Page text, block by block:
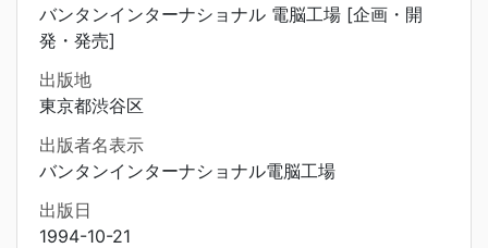
バンタンインターナショナル 電脳工場 [企画・開
発・発売]
出版地
東京都渋谷区
出版者名表示
バンタンインターナショナル電脳工場
出版日
1994-10-21